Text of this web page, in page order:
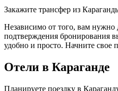
Закажите трансфер из
Независимо от того, вам нужно
подтверждения бронирования
удобно и просто. Начните свое
Отели в Караганде
Планируете поездку в